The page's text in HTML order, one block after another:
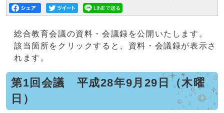
総合教育会議の資料・会議録を公開いたします。
該当箇所をクリックすると、資料・会議録が表示さ
れます。
第1回会議 平成28年9月29日（木曜
日）